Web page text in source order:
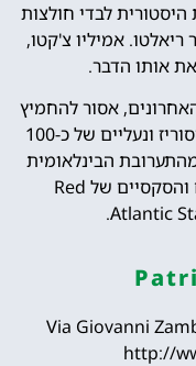
לבדי חולצות
לגשר ריאלטו. אמיליו צ'קטו,
אסור להחמיץ
ביקור במוסד הזה, שמוכר בגדים, אקססוריז ונעליים של כ-100
הבינלאומית
כוללים את העיצובים המצומצמים והסקסיים של Red
Via Giovanni
http://